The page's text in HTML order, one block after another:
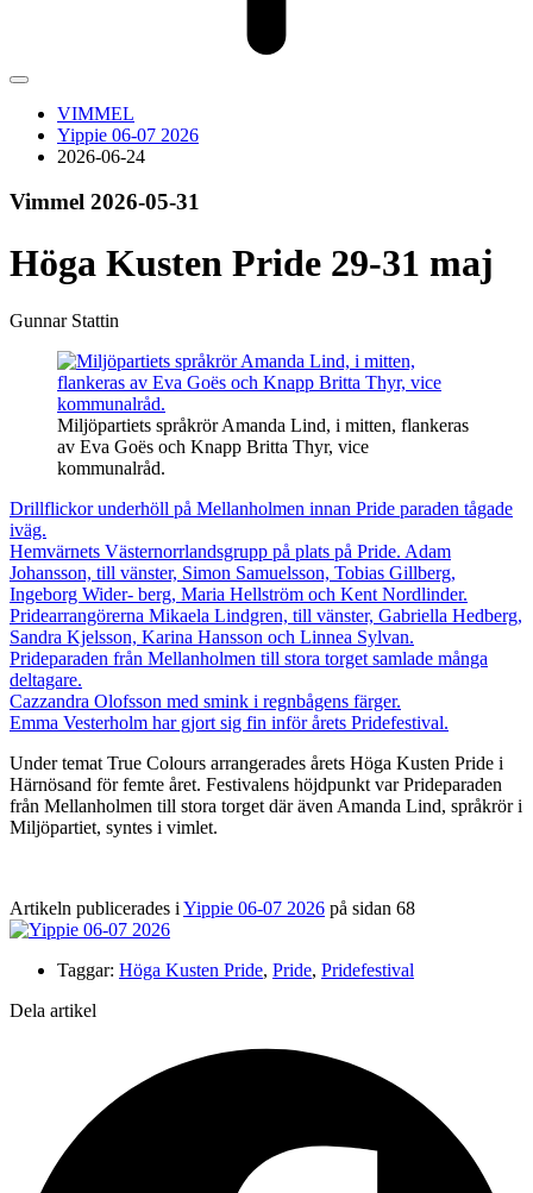
VIMMEL
Yippie 06-07 2026
2026-06-24
Vimmel 2026-05-31
Höga Kusten Pride 29-31 maj
Gunnar Stattin
Miljöpartiets språkrör Amanda Lind, i mitten, flankeras
av Eva Goës och Knapp Britta Thyr, vice
kommunalråd.
Drillflickor underhöll på Mellanholmen innan Pride paraden tågade
iväg.
Hemvärnets Västernorrlandsgrupp på plats på Pride. Adam
Johansson, till vänster, Simon Samuelsson, Tobias Gillberg,
Ingeborg Wider- berg, Maria Hellström och Kent Nordlinder.
Pridearrangörerna Mikaela Lindgren, till vänster, Gabriella Hedberg,
Sandra Kjelsson, Karina Hansson och Linnea Sylvan.
Prideparaden från Mellanholmen till stora torget samlade många
deltagare.
Cazzandra Olofsson med smink i regnbågens färger.
Emma Vesterholm har gjort sig fin inför årets Pridefestival.
Under temat True Colours arrangerades årets Höga Kusten Pride i
Härnösand för femte året. Festivalens höjdpunkt var Prideparaden
från Mellanholmen till stora torget där även Amanda Lind, språkrör i
Miljöpartiet, syntes i vimlet.
Artikeln publicerades i Yippie 06-07 2026 på sidan 68
Taggar: Höga Kusten Pride, Pride, Pridefestival
Dela artikel